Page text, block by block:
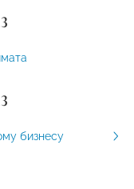
бизнесу